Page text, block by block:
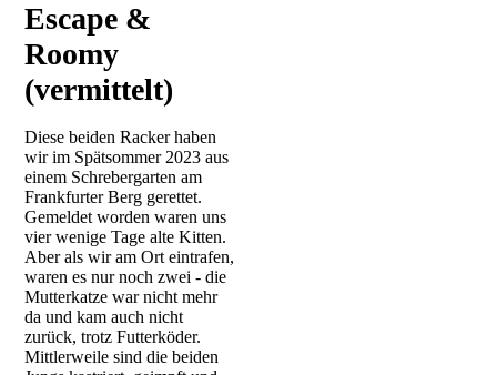
Escape &
Roomy
(vermittelt)
Diese beiden Racker haben
wir im Spätsommer 2023 aus
einem Schrebergarten am
Frankfurter Berg gerettet.
Gemeldet worden waren uns
vier wenige Tage alte Kitten.
Aber als wir am Ort eintrafen,
waren es nur noch zwei - die
Mutterkatze war nicht mehr
da und kam auch nicht
zurück, trotz Futterköder.
Mittlerweile sind die beiden